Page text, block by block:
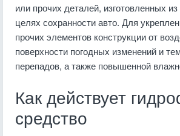
или прочих деталей, изготовленных
целях сохранности авто. Для
прочих элементов конструкции от
поверхности погодных изменений и
перепадов, а также повышенной
Как действует
средство